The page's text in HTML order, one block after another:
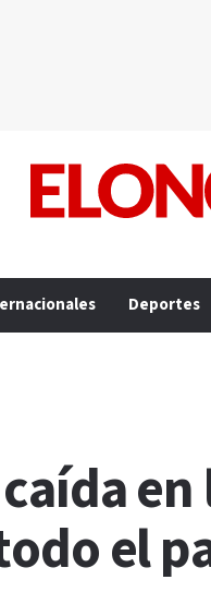
Deportes
el